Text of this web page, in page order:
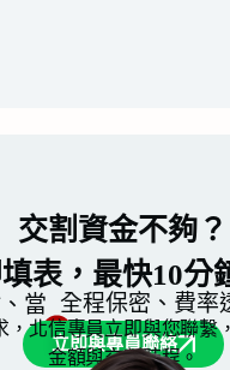
交割資金不夠？
表，最快10分
全程保密、費率
立即與專員聯絡
，北信專員立即與您聯繫
金額與交割時程。